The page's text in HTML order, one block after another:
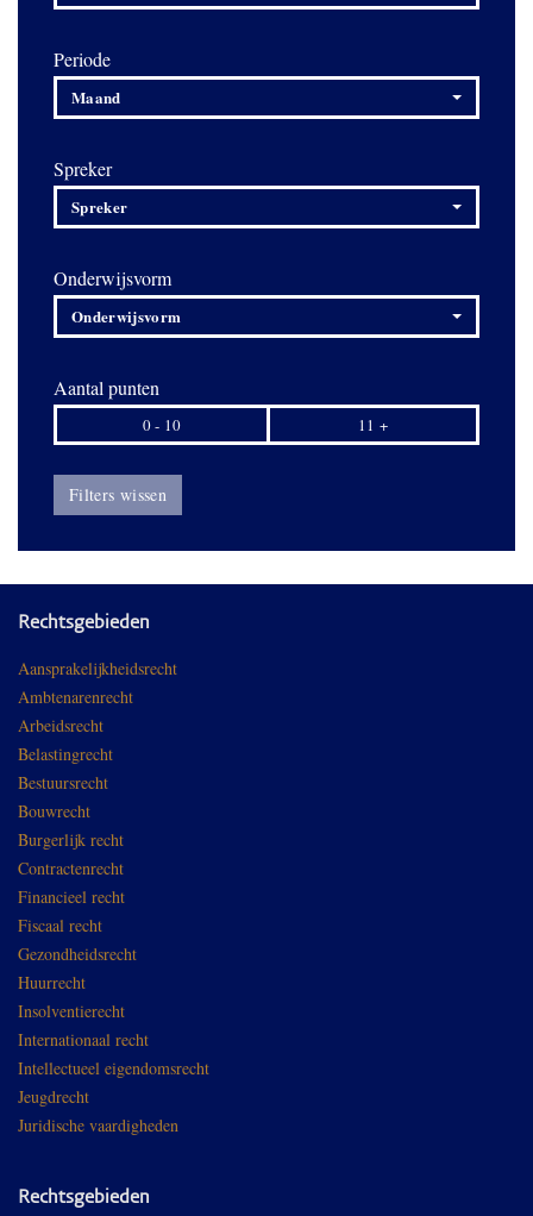
Periode
Maand
Spreker
Spreker
Onderwijsvorm
Onderwijsvorm
Aantal punten
0 - 10 11 +
Filters wissen
Rechtsgebieden
Aansprakelijkheidsrecht
Ambtenarenrecht
Arbeidsrecht
Belastingrecht
Bestuursrecht
Bouwrecht
Burgerlijk recht
Contractenrecht
Financieel recht
Fiscaal recht
Gezondheidsrecht
Huurrecht
Insolventierecht
Internationaal recht
Intellectueel eigendomsrecht
Jeugdrecht
Juridische vaardigheden
Rechtsgebieden